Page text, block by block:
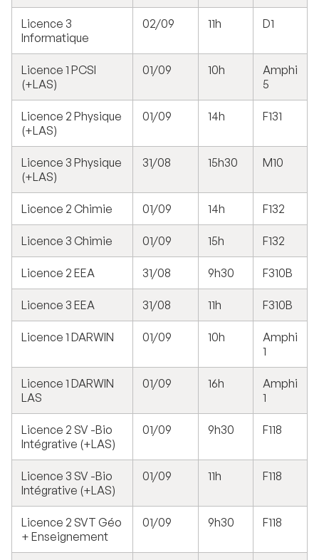
Licence 3
Informatique
02/09 11h D1
Licence 1 PCSI
(+LAS)
01/09 10h
Amphi
5
Licence 2 Physique
(+LAS)
01/09 14h F131
Licence 3 Physique
(+LAS)
31/08 15h30 M10
Licence 2 Chimie 01/09 14h F132
Licence 3 Chimie 01/09 15h F132
Licence 2 EEA 31/08 9h30 F310B
Licence 3 EEA 31/08 11h F310B
Licence 1 DARWIN 01/09 10h
Amphi
1
Licence 1 DARWIN
LAS
01/09 16h
Amphi
1
Licence 2 SV -Bio
Intégrative (+LAS)
01/09 9h30 F118
Licence 3 SV -Bio
Intégrative (+LAS)
01/09 11h F118
Licence 2 SVT Géo
+ Enseignement
01/09 9h30 F118